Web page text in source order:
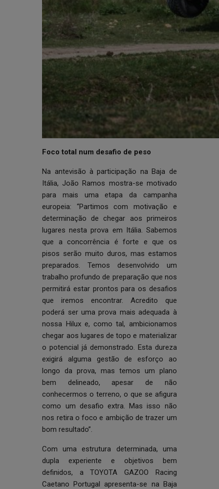
Foco total num desafio de peso
Na antevisão à participação na Baja de
Itália, João Ramos mostra-se motivado
para mais uma etapa da campanha
europeia: “Partimos com motivação e
determinação de chegar aos primeiros
lugares nesta prova em Itália. Sabemos
que a concorrência é forte e que os
pisos serão muito duros, mas estamos
preparados. Temos desenvolvido um
trabalho profundo de preparação que nos
permitirá estar prontos para os desafios
que iremos encontrar. Acredito que
poderá ser uma prova mais adequada à
nossa Hilux e, como tal, ambicionamos
chegar aos lugares de topo e materializar
o potencial já demonstrado. Esta dureza
exigirá alguma gestão de esforço ao
longo da prova, mas temos um plano
bem delineado, apesar de não
conhecermos o terreno, o que se afigura
como um desafio extra. Mas isso não
nos retira o foco e ambição de trazer um
bom resultado”.
Com uma estrutura determinada, uma
dupla experiente e objetivos bem
definidos, a TOYOTA GAZOO Racing
Caetano Portugal apresenta-se na Baja